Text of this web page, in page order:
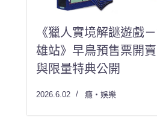
《獵人實境解謎遊戲
雄站》早鳥預售票開
與限量特典公開
2026.6.02 癮・娛樂